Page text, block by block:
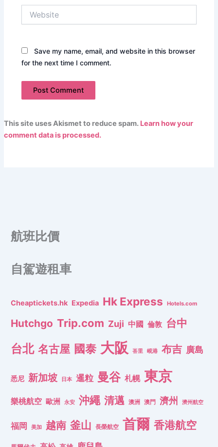
Save my name, email, and website in this browser
for the next time I comment.
This site uses Akismet to reduce spam. Learn how your
comment data is processed.
航班比價
自駕遊租車
Cheaptickets.hk Expedia Hk Express Hotels.com
Hutchgo Trip.com Zuji 中國 倫敦 台中
台北 名古屋 國泰 大阪 峇里 峴港 布吉 廣島
悉尼 新加坡 日本 暹粒 曼谷 札幌 東京
樂桃航空 歐洲 永安 沖繩 清邁 澳洲 澳門 濟州 濟州航空
福岡 美加 越南 釜山 長榮航空 首爾 香港航空